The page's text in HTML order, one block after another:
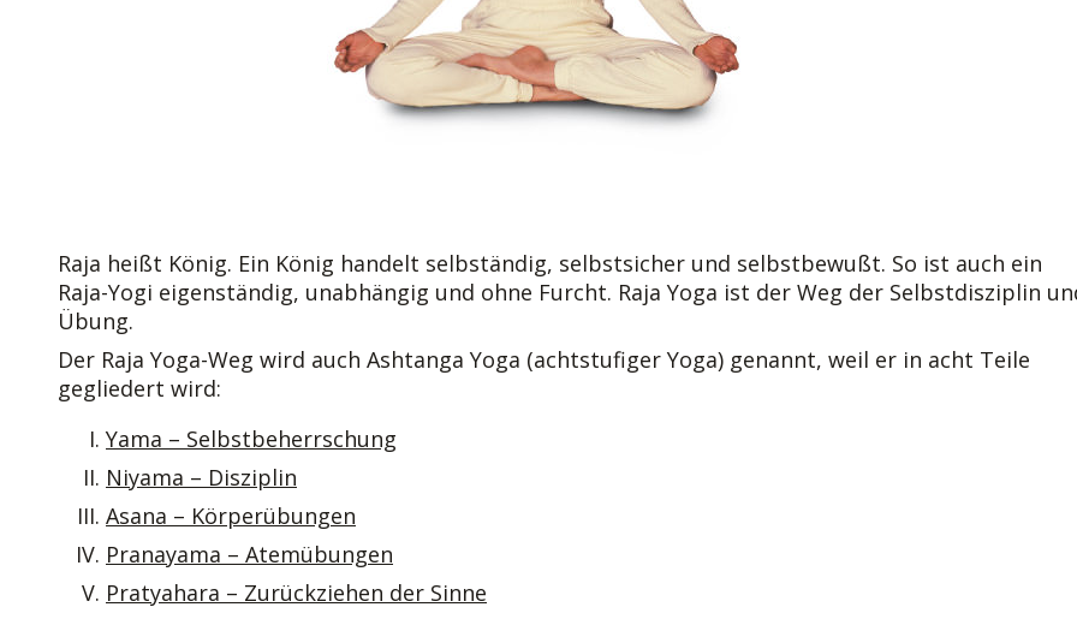
Raja heißt König. Ein König handelt selbständig, selbstsicher und selbstbewußt. So ist auch ein
Raja-Yogi eigenständig, unabhängig und ohne Furcht. Raja Yoga ist der Weg der Selbstdisziplin
Übung.
Der Raja Yoga-Weg wird auch Ashtanga Yoga (achtstufiger Yoga) genannt, weil er in acht Teile
gegliedert wird:
Yama – Selbstbeherrschung
Niyama – Disziplin
Asana – Körperübungen
Pranayama – Atemübungen
Pratyahara – Zurückziehen der Sinne